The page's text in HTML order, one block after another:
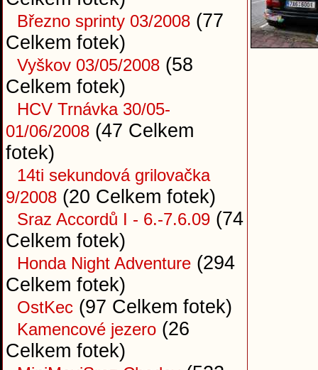
Březno sprinty 03/2008 (77
Celkem fotek)
Vyškov 03/05/2008 (58
Celkem fotek)
HCV Trnávka 30/05-
01/06/2008 (47 Celkem
fotek)
14ti sekundová grilovačka
9/2008 (20 Celkem fotek)
Sraz Accordů I - 6.-7.6.09 (74
Celkem fotek)
Honda Night Adventure (294
Celkem fotek)
OstKec (97 Celkem fotek)
Kamencové jezero (26
Celkem fotek)